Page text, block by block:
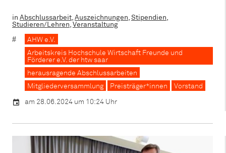
in Abschlussarbeit, Auszeichnungen, Stipendien,
Studieren/Lehren, Veranstaltung
AHW e.V.
Arbeitskreis Hochschule Wirtschaft Freunde und
Förderer e.V. der htw saar
herausragende Abschlussarbeiten
Mitgliederversammlung
Preisträger*innen Vorstand
am 28.06.2024 um 10:24 Uhr